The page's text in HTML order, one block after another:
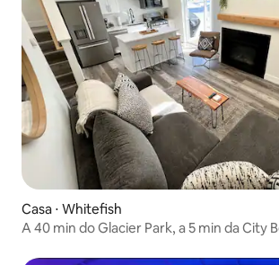
Casa ⋅ Whitefish
A 40 min do Glacier Park, a 5 min da City